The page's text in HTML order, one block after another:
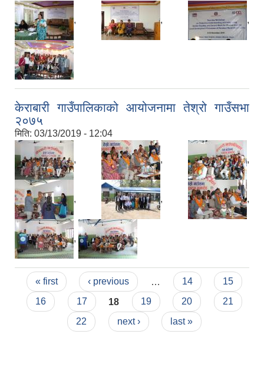
, , ,
केराबारी गाउँपालिकाको आयोजनामा तेश्रो गाउँसभा
२०७५
मिति: 03/13/2019 - 12:04
, , ,
, , ,
,
Pages
« first ‹ previous 14
15
16
17 18 19 20
21
22
next › last »